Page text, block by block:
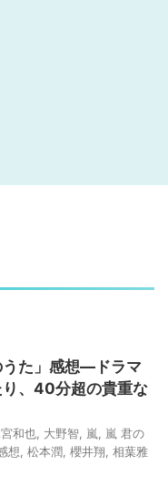
うた」感想―ドラマ
、40分超の貴重な
和也 大野智 嵐
嵐 君の
想 松本潤 櫻井翔 相葉雅